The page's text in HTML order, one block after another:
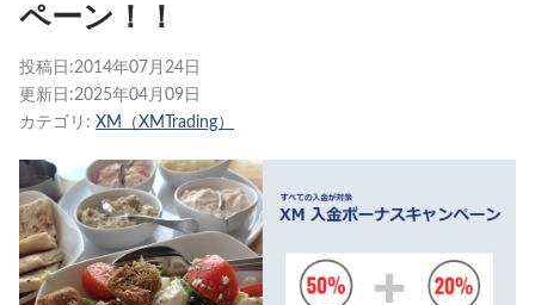
ペーン！！
投稿日:2014年07月24日
更新日:2025年04月09日
カテゴリ: XM（XMTrading）